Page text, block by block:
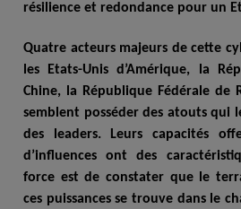
résilience et redondance pour un
Quatre acteurs majeurs de cette
les Etats-Unis d’Amérique, la
Chine, la République Fédérale de
semblent posséder des atouts qui
des leaders. Leurs capacités
d’influences ont des
force est de constater que le
ces puissances se trouve dans le